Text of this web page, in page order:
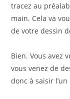
tracez au
main. Cela va
de votre dessin
Bien. Vous avez
vous venez de
donc à saisir